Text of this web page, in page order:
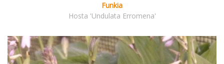
Funkia
Hosta 'Undulata Erromena'